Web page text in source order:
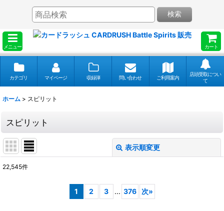
メニュー カート
検索
カテゴリ マイページ 収録弾 問い合わせ ご利用案内
店頭受取につい
て
ホーム > スピリット
スピリット
表示順変更
22,545件
1 2 3 ... 376 次»